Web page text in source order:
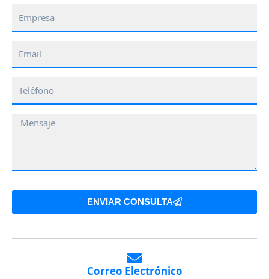
Email
Teléfono
Mensaje
ENVIAR CONSULTA
Correo Electrónico